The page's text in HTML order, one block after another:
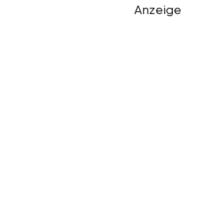
Anzeige